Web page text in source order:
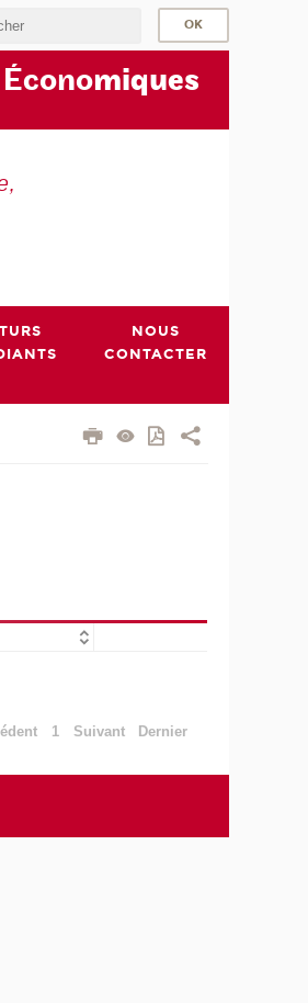
miques
NOUS
CONTACTER
1 Suivant Dernier